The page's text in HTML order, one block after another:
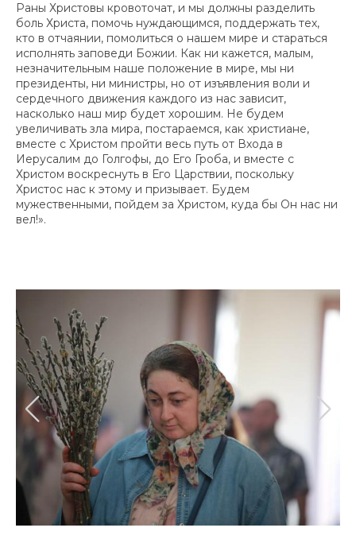
Раны Христовы кровоточат, и мы должны разделить
боль Христа, помочь нуждающимся, поддержать тех,
кто в отчаянии, помолиться о нашем мире и стараться
исполнять заповеди Божии. Как ни кажется, малым,
незначительным наше положение в мире, мы ни
президенты, ни министры, но от изъявления воли и
сердечного движения каждого из нас зависит,
насколько наш мир будет хорошим. Не будем
увеличивать зла мира, постараемся, как христиане,
вместе с Христом пройти весь путь от Входа в
Иерусалим до Голгофы, до Его Гроба, и вместе с
Христом воскреснуть в Его Царствии, поскольку
Христос нас к этому и призывает. Будем
мужественными, пойдем за Христом, куда бы Он нас ни
вел!».